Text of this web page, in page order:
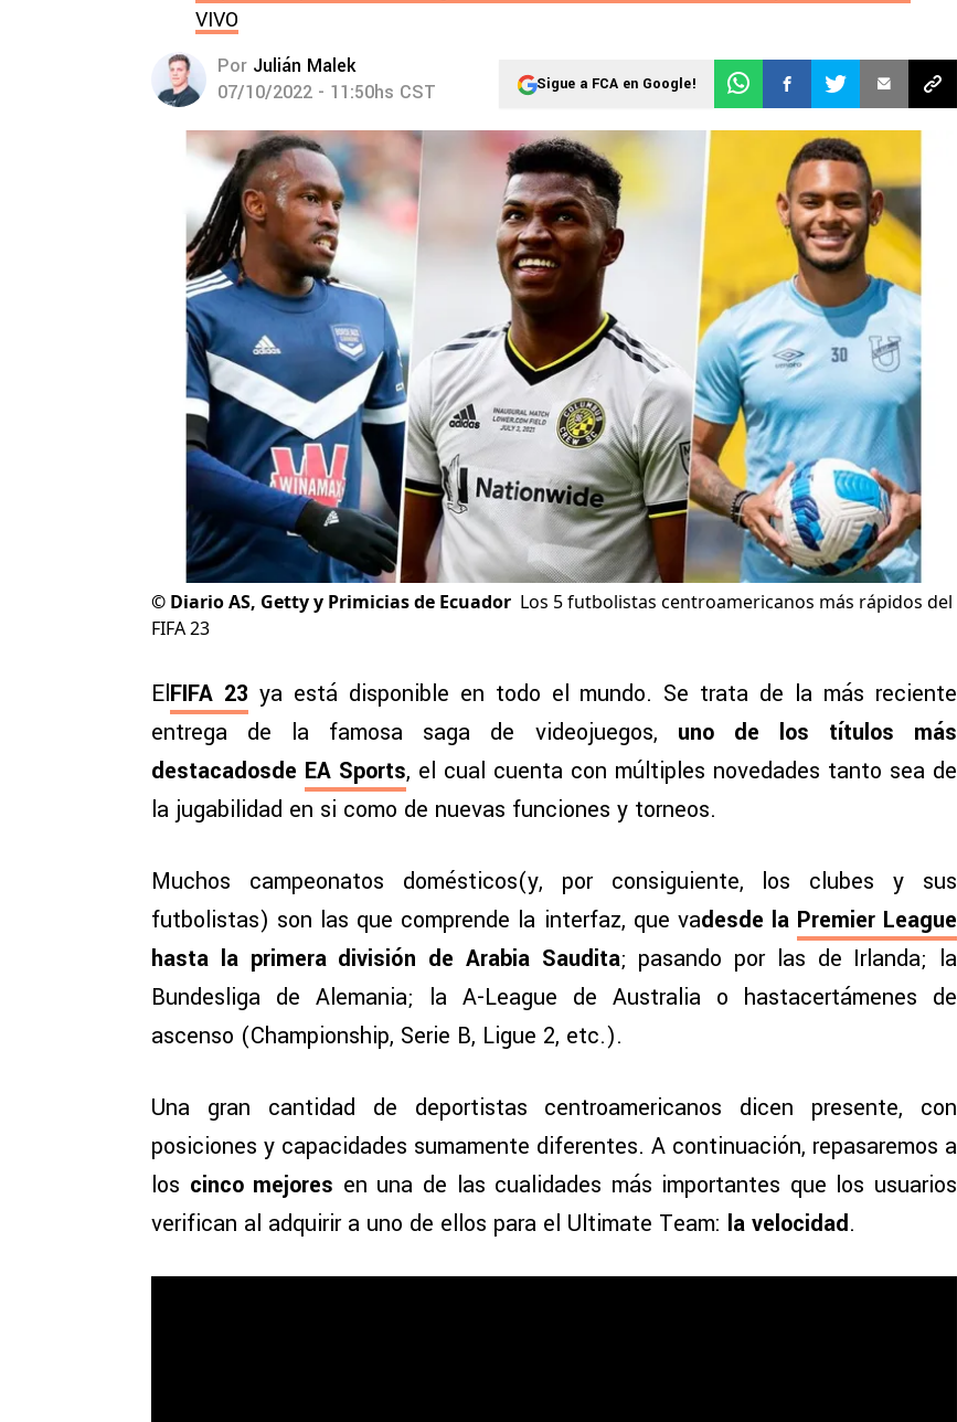
VIVO
Por Julián Malek
07/10/2022 - 11:50hs CST
Sigue a FCA en Google!
© Diario AS, Getty y Primicias de Ecuador Los 5 futbolistas centroamericanos más rápidos del
FIFA 23
ElFIFA 23 ya está disponible en todo el mundo. Se trata de la más reciente
entrega de la famosa saga de videojuegos, uno de los títulos más
destacadosde EA Sports, el cual cuenta con múltiples novedades tanto sea de
la jugabilidad en si como de nuevas funciones y torneos.
Muchos campeonatos domésticos(y, por consiguiente, los clubes y sus
futbolistas) son las que comprende la interfaz, que vadesde la Premier League
hasta la primera división de Arabia Saudita; pasando por las de Irlanda; la
Bundesliga de Alemania; la A-League de Australia o hastacertámenes de
ascenso (Championship, Serie B, Ligue 2, etc.).
Una gran cantidad de deportistas centroamericanos dicen presente, con
posiciones y capacidades sumamente diferentes. A continuación, repasaremos a
los cinco mejores en una de las cualidades más importantes que los usuarios
verifican al adquirir a uno de ellos para el Ultimate Team: la velocidad.